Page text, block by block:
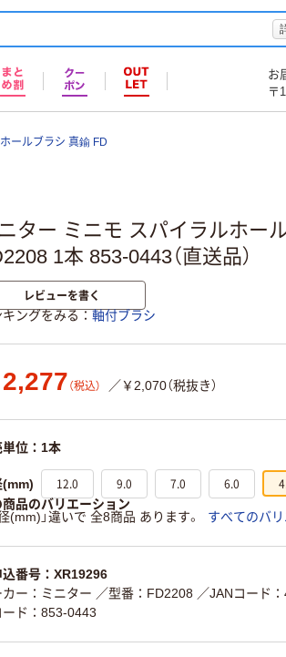
お
〒
ールブラシ 真鍮 FD
ター ミニモ スパイラルホー
1本 853-0443（直送品）
レビューを書く
キングをみる 軸付ブラシ
2,277 （税込） ／￥2,070（税抜き）
単位：1本
(mm) 12.0 9.0 7.0 6.0
商品のバリエーション
(mm)」違いで 全8商品 あります。
すべてのバ
込番号：XR19296
カー：ミニター ／型番：FD2208 ／JANコード
ード：853-0443